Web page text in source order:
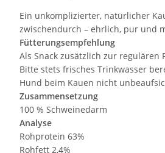
Ein unkomplizierter, natürlicher
zwischendurch – ehrlich, pur und
Fütterungsempfehlung
Als Snack zusätzlich zur regulären
Bitte stets frisches Trinkwasser
Hund beim Kauen nicht
Zusammensetzung
100 % Schweinedarm
Analyse
Rohprotein 63%
Rohfett 2,4%